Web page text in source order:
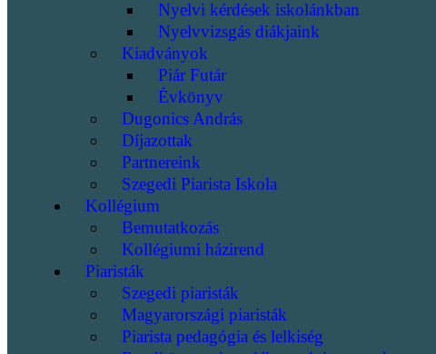
Nyelvi kérdések iskolánkban
Nyelvvizsgás diákjaink
Kiadványok
Piár Futár
Évkönyv
Dugonics András
Díjazottak
Partnereink
Szegedi Piarista Iskola
Kollégium
Bemutatkozás
Kollégiumi házirend
Piaristák
Szegedi piaristák
Magyarországi piaristák
Piarista pedagógia és lelkiség